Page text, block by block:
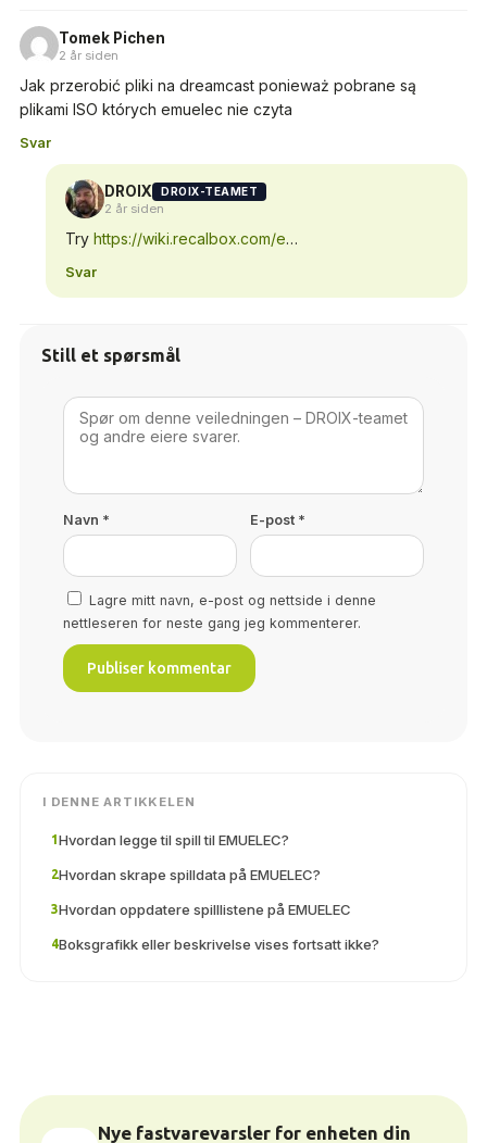
Tomek Pichen
2 år siden
Jak przerobić pliki na dreamcast ponieważ pobrane są
plikami ISO których emuelec nie czyta
Svar
DROIX DROIX-TEAMET
2 år siden
Try https://wiki.recalbox.com/e…
Svar
Still et spørsmål
Navn * E-post *
Lagre mitt navn, e-post og nettside i denne
nettleseren for neste gang jeg kommenterer.
I DENNE ARTIKKELEN
1Hvordan legge til spill til EMUELEC?
2Hvordan skrape spilldata på EMUELEC?
3Hvordan oppdatere spilllistene på EMUELEC
4Boksgrafikk eller beskrivelse vises fortsatt ikke?
Nye fastvarevarsler for enheten din